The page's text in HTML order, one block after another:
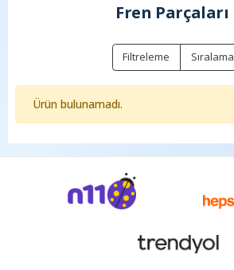
Fren Parçaları
Filtreleme Sıralama
Ürün bulunamadı.